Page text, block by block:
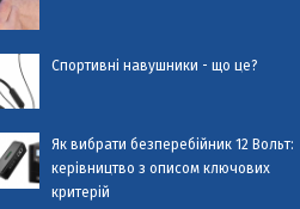
Спортивні навушники - що це?
Як вибрати безперебійник 12 Вольт:
керівництво з описом ключових
критерій